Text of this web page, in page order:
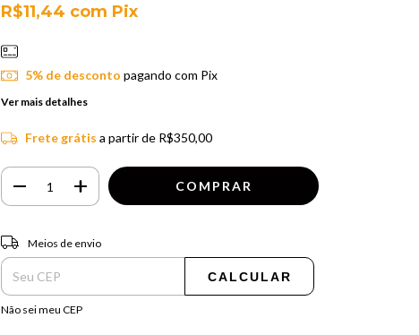
R$11,44 com Pix
5% de desconto pagando com Pix
Ver mais detalhes
Frete grátis a partir de R$350,00
Entregas para o CEP:
Meios de envio
CALCULAR
Não sei meu CEP